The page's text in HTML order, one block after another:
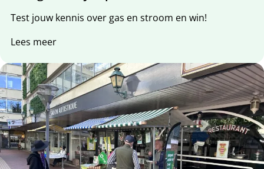
Test jouw kennis over gas en stroom en win!
Lees meer